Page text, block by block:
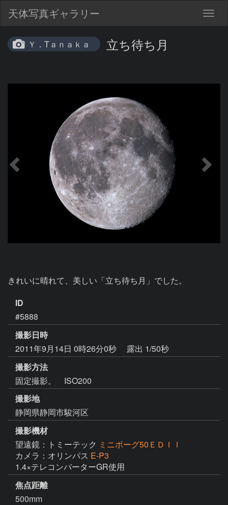
天体写真ギャラリー
Ｙ．Tａｎａｋａ 立ち待ち月
きれいに晴れて、美しい「立ち待ち月」でした。
ID
#5888
撮影日時
2011年9月14日 0時26分0秒
露出 1/50秒
撮影方法
固定撮影。 ISO200
撮影地
静岡県静岡市駿河区
撮影機材
望遠鏡：トミーテック ミニボーグ50ＥＤＩＩ
カメラ：オリンパス E-P3
1.4×テレコンバーターGR使用
焦点距離
500mm